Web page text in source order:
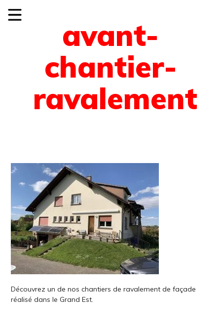
avant-
chantier-
ravalement
Découvrez un de nos chantiers de ravalement de façade
réalisé dans le Grand Est.